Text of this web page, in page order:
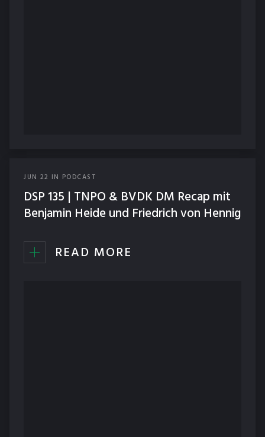
JUN 22 IN PODCAST
DSP 135 | TNPO & BVDK DM Recap mit
Benjamin Heide und Friedrich von Hennig
READ MORE